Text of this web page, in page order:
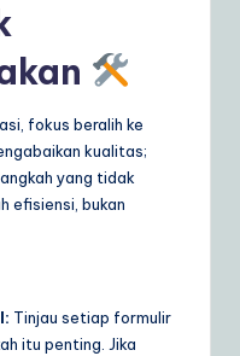
fokus beralih ke
kualitas;
yang tidak
efisiensi, bukan
Tinjau setiap formulir
itu penting. Jika